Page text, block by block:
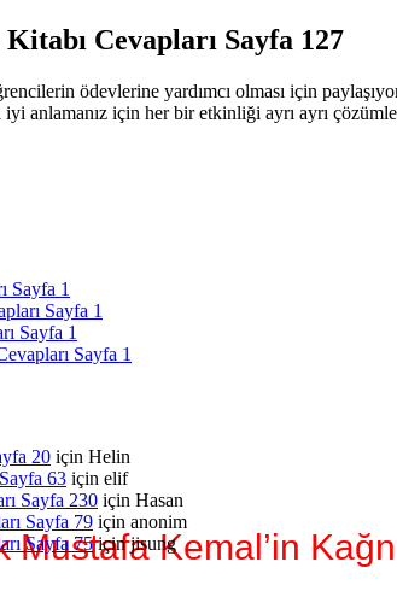
Sayfa 1
Sayfa 1
Sayfa 1
Sayfa 1
20 için Helin
63 için elif
Sayfa 230 için Hasan
Sayfa 79 için anonim
Sayfa 75içinjisung
Cevapları Sayfa 127
ödevlerine yardımcı olması için
anlamanız için her bir etkinliği ayrı ayrı
Mustafa Kemal’in